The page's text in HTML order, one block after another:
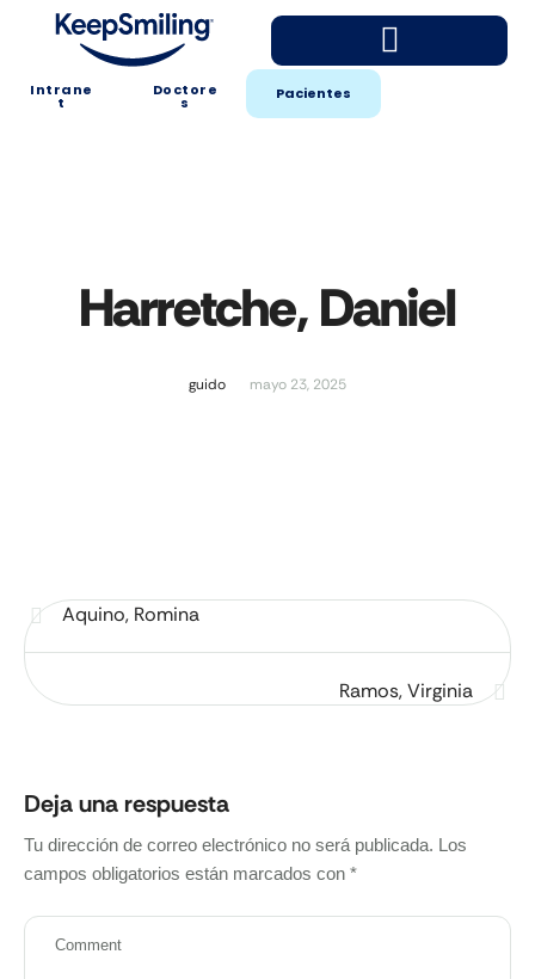
Intrane
t
Doctore
s Pacientes
Harretche, Daniel
guido mayo 23, 2025
Aquino, Romina
Ramos, Virginia
Deja una respuesta
Tu dirección de correo electrónico no será publicada. Los
campos obligatorios están marcados con *